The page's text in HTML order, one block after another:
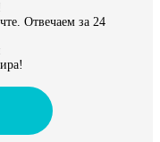
Отвечаем за 24